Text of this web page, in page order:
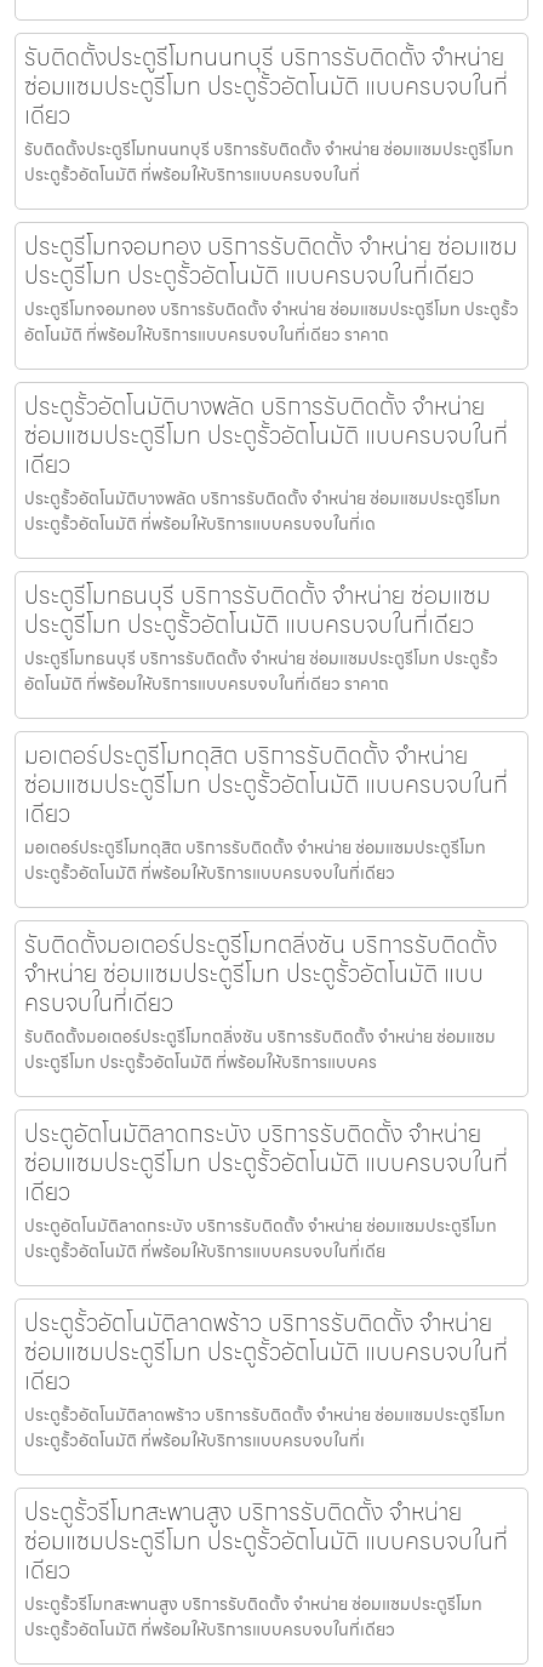
รับติดตั้งประตูรีโมทนนทบุรี บริการรับติดตั้ง จำหน่าย
ซ่อมแซมประตูรีโมท ประตูรั้วอัตโนมัติ แบบครบจบในที่
เดียว
รับติดตั้งประตูรีโมทนนทบุรี บริการรับติดตั้ง จำหน่าย ซ่อมแซมประตูรีโมท
ประตูรั้วอัตโนมัติ ที่พร้อมให้บริการแบบครบจบในที่
ประตูรีโมทจอมทอง บริการรับติดตั้ง จำหน่าย ซ่อมแซม
ประตูรีโมท ประตูรั้วอัตโนมัติ แบบครบจบในที่เดียว
ประตูรีโมทจอมทอง บริการรับติดตั้ง จำหน่าย ซ่อมแซมประตูรีโมท ประตูรั้ว
อัตโนมัติ ที่พร้อมให้บริการแบบครบจบในที่เดียว ราคาถ
ประตูรั้วอัตโนมัติบางพลัด บริการรับติดตั้ง จำหน่าย
ซ่อมแซมประตูรีโมท ประตูรั้วอัตโนมัติ แบบครบจบในที่
เดียว
ประตูรั้วอัตโนมัติบางพลัด บริการรับติดตั้ง จำหน่าย ซ่อมแซมประตูรีโมท
ประตูรั้วอัตโนมัติ ที่พร้อมให้บริการแบบครบจบในที่เด
ประตูรีโมทธนบุรี บริการรับติดตั้ง จำหน่าย ซ่อมแซม
ประตูรีโมท ประตูรั้วอัตโนมัติ แบบครบจบในที่เดียว
ประตูรีโมทธนบุรี บริการรับติดตั้ง จำหน่าย ซ่อมแซมประตูรีโมท ประตูรั้ว
อัตโนมัติ ที่พร้อมให้บริการแบบครบจบในที่เดียว ราคาถ
มอเตอร์ประตูรีโมทดุสิต บริการรับติดตั้ง จำหน่าย
ซ่อมแซมประตูรีโมท ประตูรั้วอัตโนมัติ แบบครบจบในที่
เดียว
มอเตอร์ประตูรีโมทดุสิต บริการรับติดตั้ง จำหน่าย ซ่อมแซมประตูรีโมท
ประตูรั้วอัตโนมัติ ที่พร้อมให้บริการแบบครบจบในที่เดียว
รับติดตั้งมอเตอร์ประตูรีโมทตลิ่งชัน บริการรับติดตั้ง
จำหน่าย ซ่อมแซมประตูรีโมท ประตูรั้วอัตโนมัติ แบบ
ครบจบในที่เดียว
รับติดตั้งมอเตอร์ประตูรีโมทตลิ่งชัน บริการรับติดตั้ง จำหน่าย ซ่อมแซม
ประตูรีโมท ประตูรั้วอัตโนมัติ ที่พร้อมให้บริการแบบคร
ประตูอัตโนมัติลาดกระบัง บริการรับติดตั้ง จำหน่าย
ซ่อมแซมประตูรีโมท ประตูรั้วอัตโนมัติ แบบครบจบในที่
เดียว
ประตูอัตโนมัติลาดกระบัง บริการรับติดตั้ง จำหน่าย ซ่อมแซมประตูรีโมท
ประตูรั้วอัตโนมัติ ที่พร้อมให้บริการแบบครบจบในที่เดีย
ประตูรั้วอัตโนมัติลาดพร้าว บริการรับติดตั้ง จำหน่าย
ซ่อมแซมประตูรีโมท ประตูรั้วอัตโนมัติ แบบครบจบในที่
เดียว
ประตูรั้วอัตโนมัติลาดพร้าว บริการรับติดตั้ง จำหน่าย ซ่อมแซมประตูรีโมท
ประตูรั้วอัตโนมัติ ที่พร้อมให้บริการแบบครบจบในที่เ
ประตูรั้วรีโมทสะพานสูง บริการรับติดตั้ง จำหน่าย
ซ่อมแซมประตูรีโมท ประตูรั้วอัตโนมัติ แบบครบจบในที่
เดียว
ประตูรั้วรีโมทสะพานสูง บริการรับติดตั้ง จำหน่าย ซ่อมแซมประตูรีโมท
ประตูรั้วอัตโนมัติ ที่พร้อมให้บริการแบบครบจบในที่เดียว